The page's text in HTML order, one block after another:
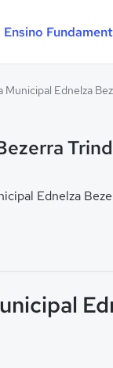
Ensino
Municipal Ednelza
Ednelza